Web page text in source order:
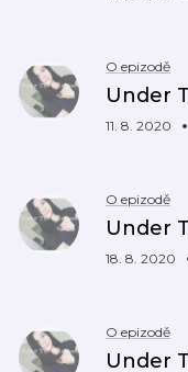
O epizodě
Under
11. 8. 2020
O epizodě
Under
18. 8. 2020
O epizodě
Under